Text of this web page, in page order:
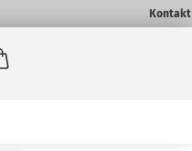
Kontakt